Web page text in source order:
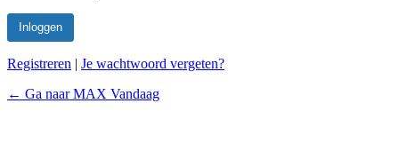
Registreren | Je wachtwoord vergeten?
← Ga naar MAX Vandaag